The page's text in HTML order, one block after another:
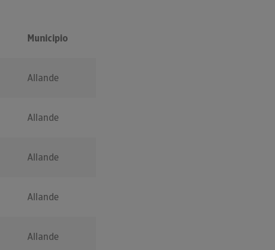
Municipio
Allande
Allande
Allande
Allande
Allande